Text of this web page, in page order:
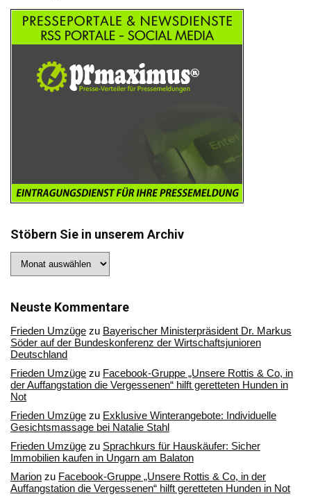
Stöbern Sie in unserem Archiv
Sie
Archiv
Neuste Kommentare
Frieden Umzüge zu Bayerischer Ministerpräsident Dr. Markus
Söder auf der Bundeskonferenz der Wirtschaftsjunioren
Deutschland
Frieden Umzüge zu Facebook-Gruppe „Unsere Rottis & Co, in
der Auffangstation die Vergessenen“ hilft geretteten Hunden in
Not
Frieden Umzüge zu Exklusive Winterangebote: Individuelle
Gesichtsmassage bei Natalie Stahl
Frieden Umzüge zu Sprachkurs für Hauskäufer: Sicher
Immobilien kaufen in Ungarn am Balaton
Marion zu Facebook-Gruppe „Unsere Rottis & Co, in der
Auffangstation die Vergessenen“ hilft geretteten Hunden in Not